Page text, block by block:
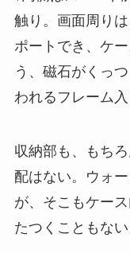
触り。画面周り
ポートでき、ケ
う、磁石がくっ
われるフレーム入
収納部も、もち
配はない。ウォ
が、そこもケー
たつくこともない